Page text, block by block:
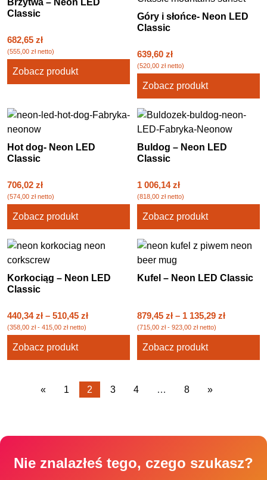
Brzytwa – Neon LED
Classic
682,65 zł
(555,00 złnetto)
Zobacz produkt
Góry i słońce- Neon LED
Classic
639,60 zł
(520,00 złnetto)
Zobacz produkt
Hot dog- Neon LED
Classic
706,02 zł
(574,00 złnetto)
Zobacz produkt
Buldog – Neon LED
Classic
1 006,14zł
(818,00 złnetto)
Zobacz produkt
Korkociąg – Neon LED
Classic
440,34zł – 510,45 zł
(358,00 zł- 415,00 złnetto)
Zobacz produkt
Kufel – Neon LED Classic
879,45 zł – 1 135,29 zł
(715,00 zł- 923,00 złnetto)
Zobacz produkt
« 1 2 3 4 … 8 »
Nie znalazłeś tego, czego szukasz?